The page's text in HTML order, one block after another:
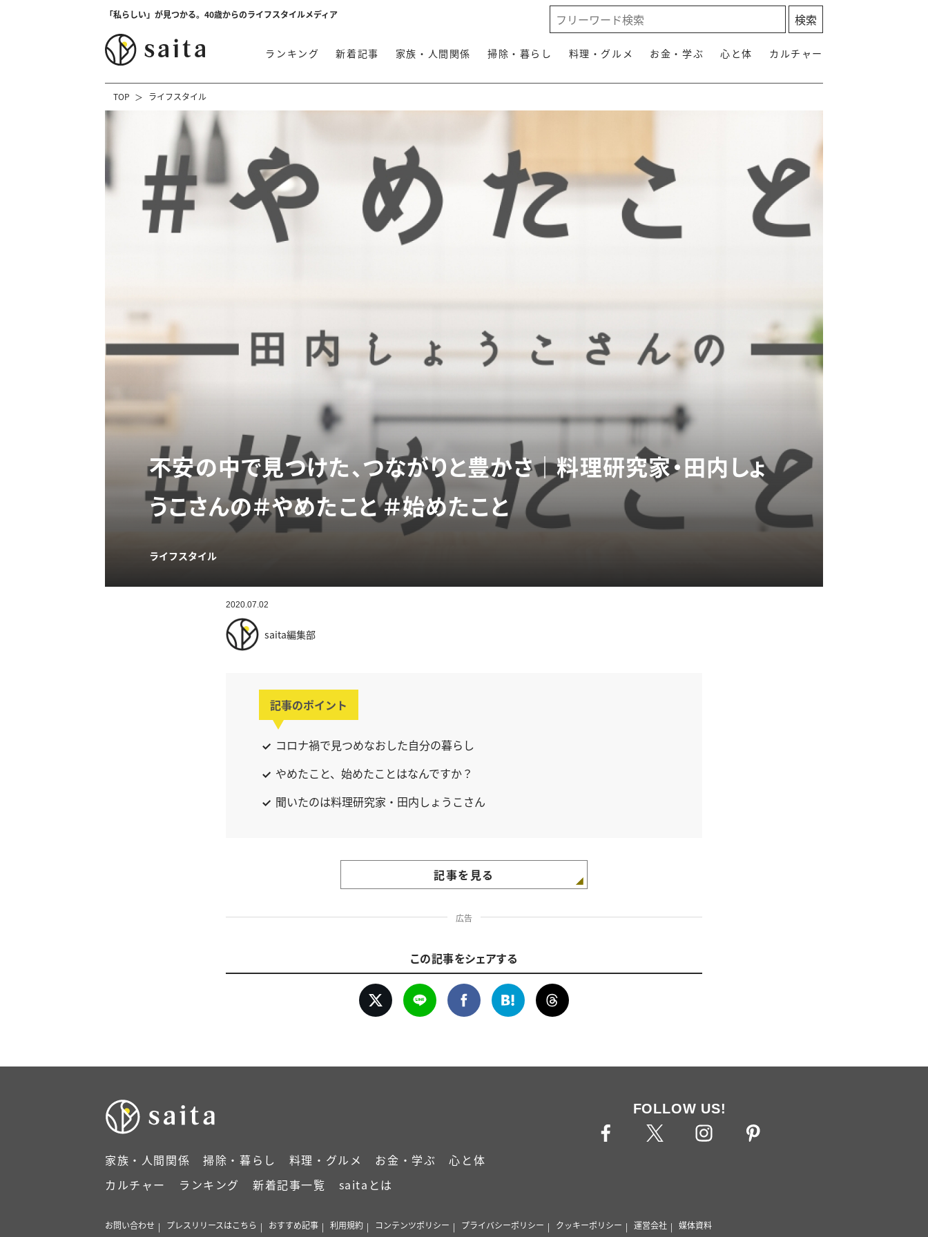
「私らしい」が見つかる。40歳からのライフスタイルメディア
ランキング 新着記事 家族・人間関係 掃除・暮らし 料理・グルメ お金・学ぶ 心と体 カルチャー
TOP ライフスタイル
不安の中で見つけた、つながりと豊かさ｜料理研究家・田内しょ
うこさんの＃やめたこと ＃始めたこと
ライフスタイル
2020.07.02
saita編集部
記事のポイント
コロナ禍で見つめなおした自分の暮らし
やめたこと、始めたことはなんですか？
聞いたのは料理研究家・田内しょうこさん
記事を見る
広告
この記事をシェアする
家族・人間関係 掃除・暮らし 料理・グルメ お金・学ぶ
心と体
カルチャー
ランキング 新着記事一覧 saitaとは
FOLLOW US!
お問い合わせ プレスリリースはこちら おすすめ記事 利用規約 コンテンツポリシー プライバシーポリシー クッキーポリシー 運営会社 媒体資料